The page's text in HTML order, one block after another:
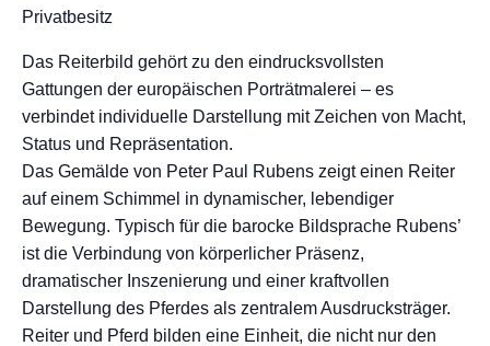
Privatbesitz
Das Reiterbild gehört zu den eindrucksvollsten
Gattungen der europäischen Porträtmalerei – es
verbindet individuelle Darstellung mit Zeichen von Macht,
Status und Repräsentation.
Das Gemälde von Peter Paul Rubens zeigt einen Reiter
auf einem Schimmel in dynamischer, lebendiger
Bewegung. Typisch für die barocke Bildsprache Rubens’
ist die Verbindung von körperlicher Präsenz,
dramatischer Inszenierung und einer kraftvollen
Darstellung des Pferdes als zentralem Ausdrucksträger.
Reiter und Pferd bilden eine Einheit, die nicht nur den